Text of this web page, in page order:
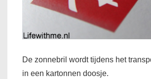
De zonnebril wordt tijdens het
in een kartonnen doosje.